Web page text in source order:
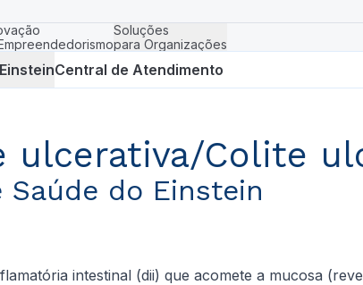
Soluções
para Organizações
Central de Atendimento
ulcerativa/Colite
Saúde do Einstein
intestinal (dii) que acomete a mucosa